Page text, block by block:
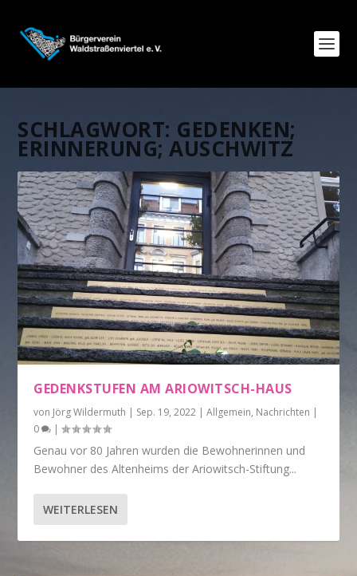
SCHLAGWORT: GEDENKEN;
ERINNERUNG; AUSCHWITZ
GEDENKSTUFEN AM ARIOWITSCH-HAUS
von Jörg Wildermuth | Sep. 19, 2022 |Allgemein, Nachrichten |
0
|
Genau vor 80 Jahren wurden die Bewohnerinnen und
Bewohner des Altenheims der Ariowitsch-Stiftung...
WEITERLESEN